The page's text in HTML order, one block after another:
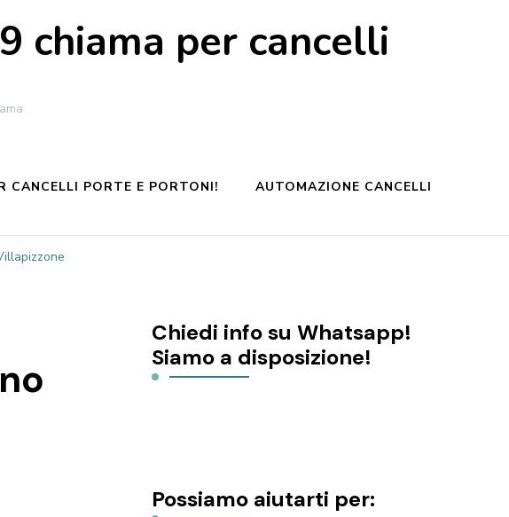
chiama per cancelli
CANCELLI PORTE E PORTONI! AUTOMAZIONE CANCELLI
Chiedi info su Whatsapp!
Siamo a disposizione!
Possiamo aiutarti per: